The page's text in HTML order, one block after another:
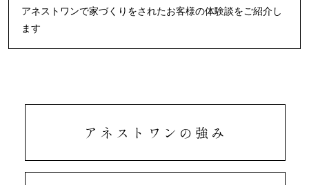
アネストワンで家づくりをされたお客様の体験談をご紹介し
ます
アネストワンの強み